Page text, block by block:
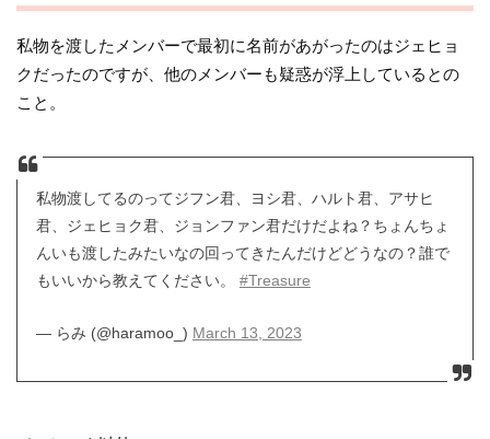
私物を渡したメンバーで最初に名前があがったのはジェヒョ
クだったのですが、他のメンバーも疑惑が浮上しているとの
こと。
私物渡してるのってジフン君、ヨシ君、ハルト君、アサヒ
君、ジェヒョク君、ジョンファン君だけだよね？ちょんちょ
んいも渡したみたいなの回ってきたんだけどどうなの？誰で
もいいから教えてください。 #Treasure
— らみ (@haramoo_) March 13, 2023